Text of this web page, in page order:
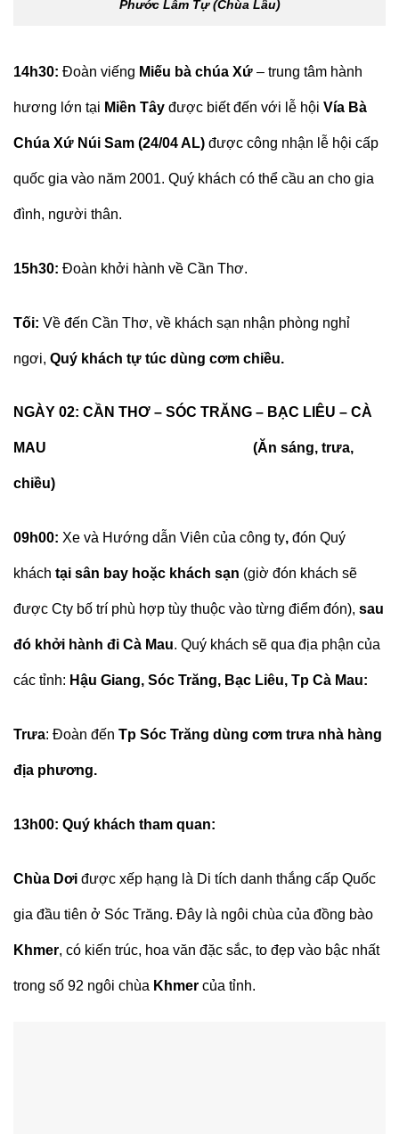
Phước Lâm Tự (Chùa Lầu)
14h30: Đoàn viếng Miếu bà chúa Xứ – trung tâm hành
hương lớn tại Miền Tây được biết đến với lễ hội Vía Bà
Chúa Xứ Núi Sam (24/04 AL) được công nhận lễ hội cấp
quốc gia vào năm 2001. Quý khách có thể cầu an cho gia
đình, người thân.
15h30: Đoàn khởi hành về Cần Thơ.
Tối: Về đến Cần Thơ, về khách sạn nhận phòng nghỉ
ngơi, Quý khách tự túc dùng cơm chiều.
NGÀY 02: CẦN THƠ – SÓC TRĂNG – BẠC LIÊU – CÀ
MAU (Ăn sáng, trưa,
chiều)
09h00: Xe và Hướng dẫn Viên của công ty, đón Quý
khách tại sân bay hoặc khách sạn (giờ đón khách sẽ
được Cty bố trí phù hợp tùy thuộc vào từng điểm đón), sau
đó khởi hành đi Cà Mau. Quý khách sẽ qua địa phận của
các tỉnh: Hậu Giang, Sóc Trăng, Bạc Liêu, Tp Cà Mau:
Trưa: Đoàn đến Tp Sóc Trăng dùng cơm trưa nhà hàng
địa phương.
13h00: Quý khách tham quan:
Chùa Dơi được xếp hạng là Di tích danh thắng cấp Quốc
gia đầu tiên ở Sóc Trăng. Đây là ngôi chùa của đồng bào
Khmer, có kiến trúc, hoa văn đặc sắc, to đẹp vào bậc nhất
trong số 92 ngôi chùa Khmer của tỉnh.